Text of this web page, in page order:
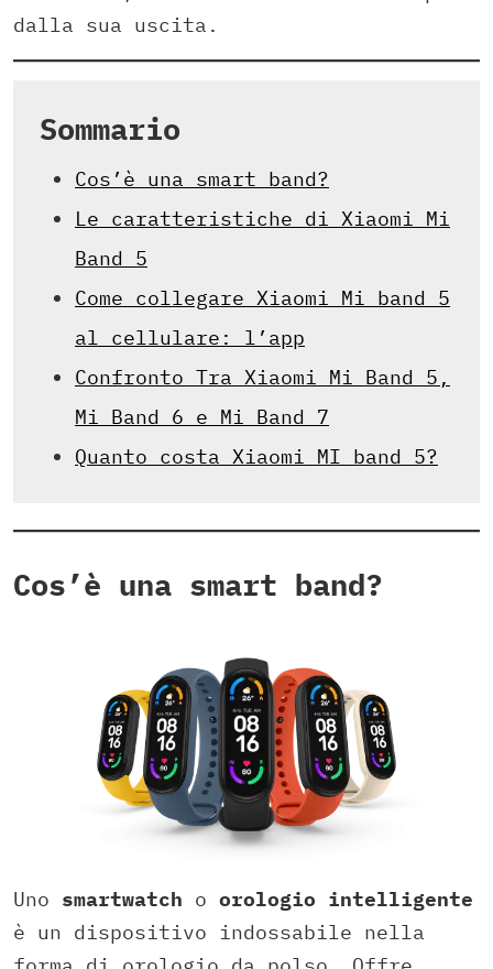
dalla sua uscita.
Sommario
Cos’è una smart band?
Le caratteristiche di Xiaomi Mi
Band 5
Come collegare Xiaomi Mi band 5
al cellulare: l’app
Confronto Tra Xiaomi Mi Band 5,
Mi Band 6 e Mi Band 7
Quanto costa Xiaomi MI band 5?
Cos’è una smart band?
Uno smartwatch o orologio intelligente
è un dispositivo indossabile nella